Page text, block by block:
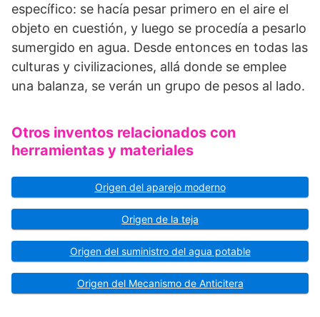
específico: se hacía pesar primero en el aire el
objeto en cuestión, y luego se procedía a pesarlo
sumergido en agua. Desde entonces en todas las
culturas y civilizaciones, allá donde se emplee
una balanza, se verán un grupo de pesos al lado.
Otros inventos relacionados con
herramientas y materiales
Origen del aparejo moderno
Origen de la teja
Origen del suministro del agua potable
Origen del Mecanismo de Anticitera